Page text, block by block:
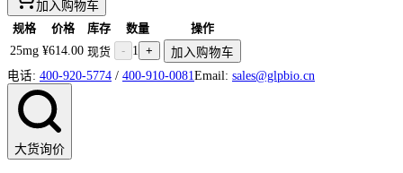
加入购物车
规格 价格 库存 数量
操作
25mg ¥614.00 现货 - 1 +
加入购物车
电话: 400-920-5774 / 400-910-0081 Email: sales@glpbio.cn
大货询价